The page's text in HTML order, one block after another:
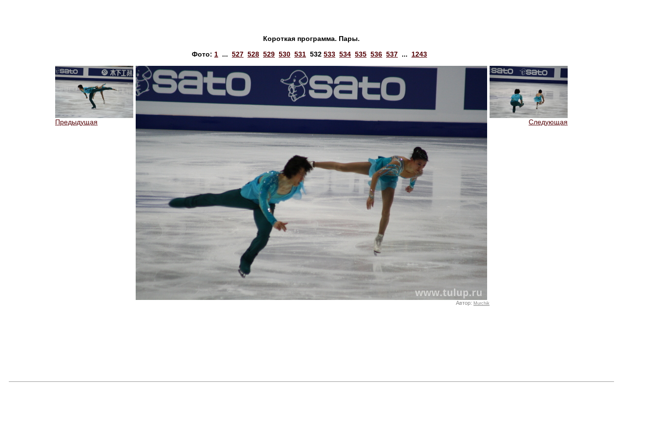
Короткая программа. Пары.
Фото: 1 ... 527 528 529 530 531 532 533 534 535 536 537 ... 1243
Предыдущая
Автор: Murchik
Следующая